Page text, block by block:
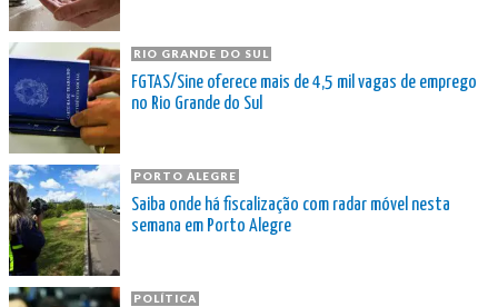
RIO GRANDE DO SUL
FGTAS/Sine oferece mais de 4,5 mil vagas de emprego
no Rio Grande do Sul
PORTO ALEGRE
Saiba onde há fiscalização com radar móvel nesta
semana em Porto Alegre
POLÍTICA